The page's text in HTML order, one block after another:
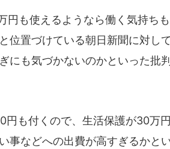
も使えるようなら働く気持ち
位置づけている朝日新聞に対して
にも気づかないのかといった批
も付くので、生活保護が30万円
事などへの出費が高すぎるかと